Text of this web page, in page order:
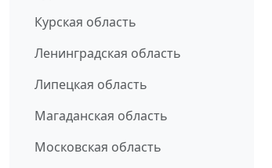
Курская область
Ленинградская область
Липецкая область
Магаданская область
Московская область